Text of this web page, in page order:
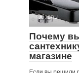
Обзоры
Почему
магазине